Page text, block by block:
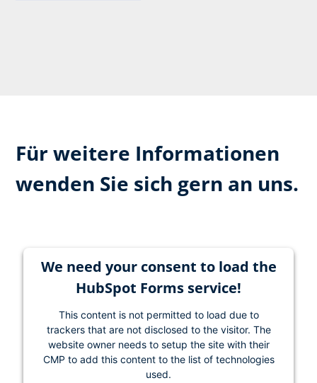
Für weitere Informationen
wenden Sie sich gern an uns.
We need your consent to load the
HubSpot Forms service!
This content is not permitted to load due to
trackers that are not disclosed to the visitor. The
website owner needs to setup the site with their
CMP to add this content to the list of technologies
used.